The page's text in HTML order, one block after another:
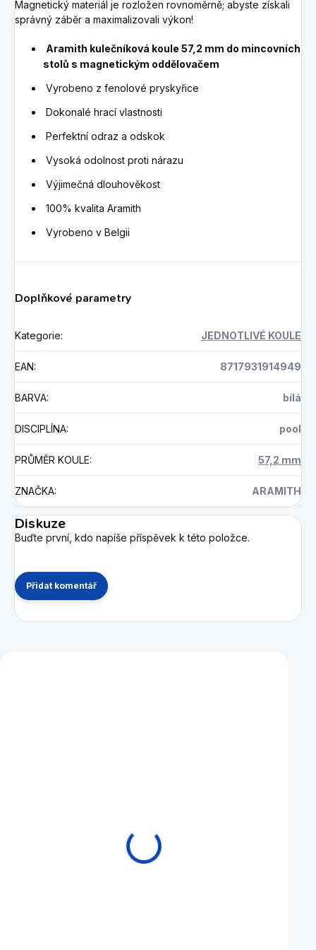
Magnetický materiál je rozložen rovnoměrně; abyste získali
správný záběr a maximalizovali výkon!
Aramith kulečníková koule 57,2 mm do mincovních
stolů s magnetickým oddělovačem
Vyrobeno z fenolové pryskyřice
Dokonalé hrací vlastnosti
Perfektní odraz a odskok
Vysoká odolnost proti nárazu
Výjimečná dlouhověkost
100% kvalita Aramith
Vyrobeno v Belgii
Doplňkové parametry
Kategorie: JEDNOTLIVÉ KOULE
EAN: 8717931914949
BARVA: bílá
DISCIPLÍNA: pool
PRŮMĚR KOULE: 57,2 mm
ZNAČKA: ARAMITH
Diskuze
Buďte první, kdo napíše příspěvek k této položce.
Přidat komentář